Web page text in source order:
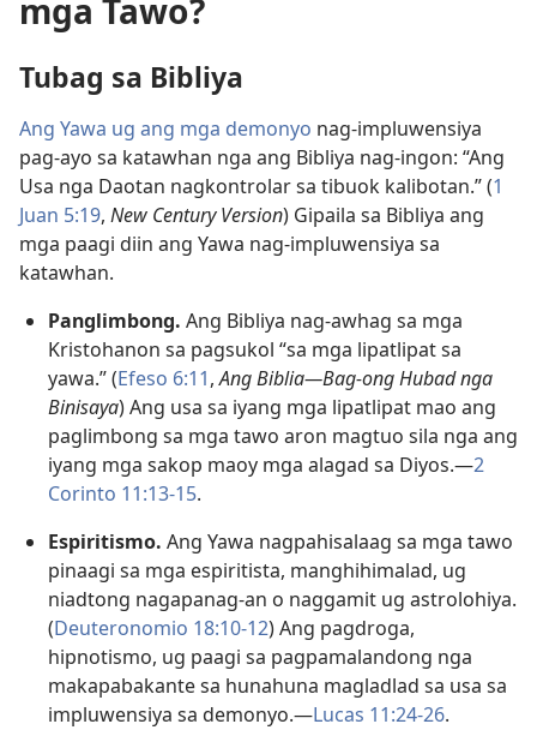
mga Tawo?
Tubag sa Bibliya
Ang Yawa ug ang mga demonyo nag-impluwensiya
pag-ayo sa katawhan nga ang Bibliya nag-ingon: “Ang
Usa nga Daotan nagkontrolar sa tibuok kalibotan.” (1
Juan 5:19, New Century Version) Gipaila sa Bibliya ang
mga paagi diin ang Yawa nag-impluwensiya sa
katawhan.
Panglimbong. Ang Bibliya nag-awhag sa mga
Kristohanon sa pagsukol “sa mga lipatlipat sa
yawa.” (Efeso 6:11,Ang Biblia—Bag-ong Hubad nga
Binisaya) Ang usa sa iyang mga lipatlipat mao ang
paglimbong sa mga tawo aron magtuo sila nga ang
iyang mga sakop maoy mga alagad sa Diyos.—2
Corinto 11:13-15.
Espiritismo. Ang Yawa nagpahisalaag sa mga tawo
pinaagi sa mga espiritista, manghihimalad, ug
niadtong nagapanag-an o naggamit ug astrolohiya.
(Deuteronomio 18:10-12) Ang pagdroga,
hipnotismo, ug paagi sa pagpamalandong nga
makapabakante sa hunahuna magladlad sa usa sa
impluwensiya sa demonyo.—Lucas 11:24-26.